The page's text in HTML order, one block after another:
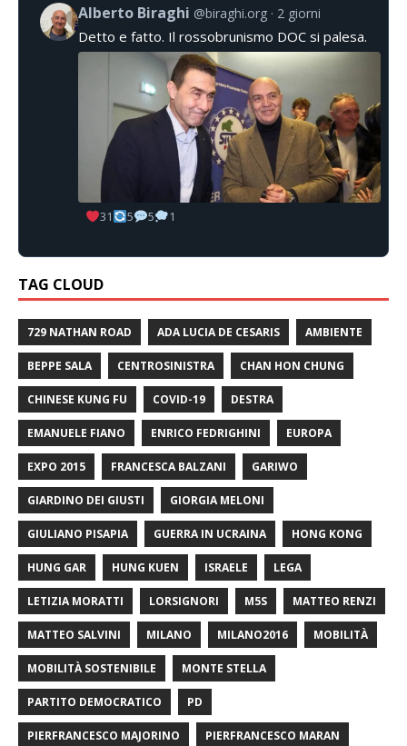
Alberto Biraghi @biraghi.org 2 giorni
Detto e fatto. Il rossobrunismo DOC si palesa.
31 5 5 1
TAG CLOUD
729 NATHAN ROAD ADA LUCIA DE CESARIS AMBIENTE
BEPPE SALA CENTROSINISTRA CHAN HON CHUNG
CHINESE KUNG FU COVID-19 DESTRA
EMANUELE FIANO ENRICO FEDRIGHINI EUROPA
EXPO 2015 FRANCESCA BALZANI GARIWO
GIARDINO DEI GIUSTI GIORGIA MELONI
GIULIANO PISAPIA GUERRA IN UCRAINA HONG KONG
HUNG GAR HUNG KUEN ISRAELE LEGA
LETIZIA MORATTI LORSIGNORI M5S MATTEO RENZI
MATTEO SALVINI MILANO MILANO2016 MOBILITÀ
MOBILITÀ SOSTENIBILE MONTE STELLA
PARTITO DEMOCRATICO PD
PIERFRANCESCO MAJORINO PIERFRANCESCO MARAN